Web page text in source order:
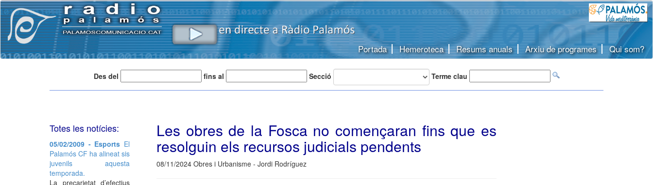
Portada Hemeroteca Resums anuals Arxiu de programes Qui som?
Des del fins al Secció Terme clau
Les obres de la Fosca no començaran fins que es
resolguin els recursos judicials pendents
08/11/2024 Obres i Urbanisme - Jordi Rodríguez
Totes les notícies:
05/02/2009 - Esports El
Palamós CF ha alineat sis
juvenils aquesta
temporada.
La precarietat d’efectius